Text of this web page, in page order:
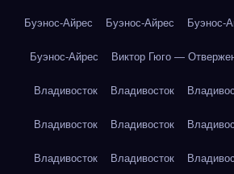
Буэнос-Айрес Буэнос-Айрес Буэнос-
Буэнос-Айрес Виктор Гюго —
Владивосток Владивосток
Владивосток Владивосток
Владивосток Владивосток